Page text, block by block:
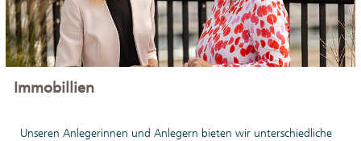
Immobillien
Unseren Anlegerinnen und Anlegern bieten wir unterschiedliche